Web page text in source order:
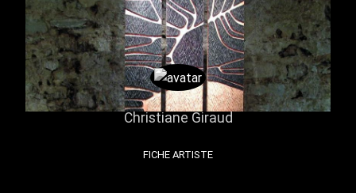
Christiane Giraud
FICHE ARTISTE